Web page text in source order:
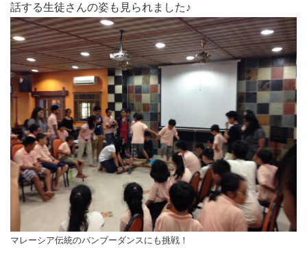
話する生徒さんの姿も見られました♪
マレーシア伝統のバンブーダンスにも挑戦！